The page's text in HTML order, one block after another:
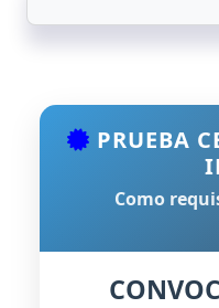
PRUEBA
Como